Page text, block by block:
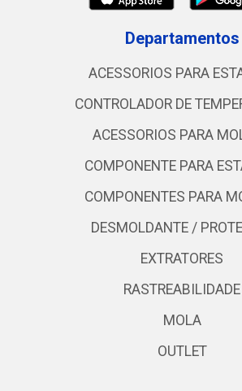
Departamentos
ACESSORIOS PARA
CONTROLADOR DE
ACESSORIOS PARA
COMPONENTE PARA
COMPONENTES PARA
DESMOLDANTE /
EXTRATORES
RASTREABILIDADE
MOLA
OUTLET